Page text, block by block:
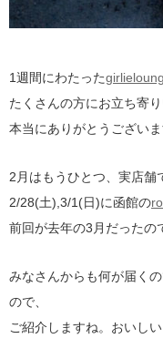
1週間にわたった
たくさんの方にお立ち寄り
本当にありがとうございま
2月はもうひとつ、実店舗
2/28(土),3/1(日)に函館の
前回が去年の3月だったの
みなさんからも何が届く
ので、
ご紹介しますね。おいし